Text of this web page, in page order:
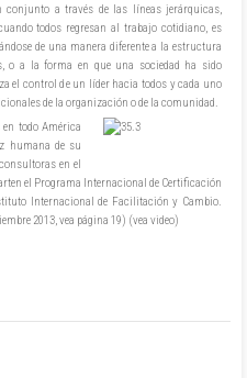
conjunto a través de las líneas jerárquicas,
todos regresan al trabajo cotidiano, es
de una manera diferente a la estructura
o a la forma en que una sociedad ha sido
el control de un líder hacia todos y cada uno
de la organización o de la comunidad.
todo América
humana de su
en el
el Programa Internacional de Certificación
Internacional de Facilitación y Cambio.
2013, vea página 19) (vea video)